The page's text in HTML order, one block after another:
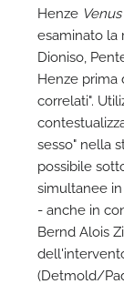
Henze
esaminato la
Dioniso,
Henze prima
correlati".
sesso" nella
possibile
simultanee in
- anche in
Bernd Alois
(Detmold/